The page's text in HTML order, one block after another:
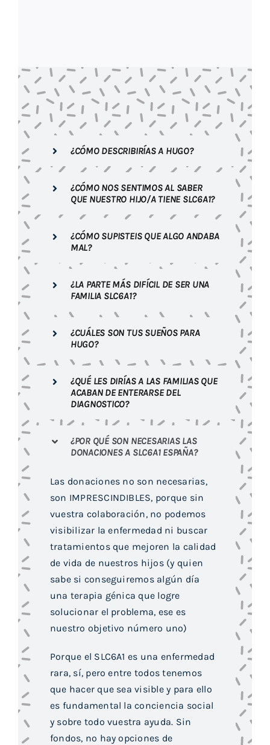
¿CÓMO DESCRIBIRÍAS A HUGO?
¿CÓMO NOS SENTIMOS AL SABER
QUE NUESTRO HIJO/A TIENE SLC6A1?
¿CÓMO SUPISTEIS QUE ALGO ANDABA
MAL?
¿LA PARTE MÁS DIFÍCIL DE SER UNA
FAMILIA SLC6A1?
¿CUÁLES SON TUS SUEÑOS PARA
HUGO?
¿QUÉ LES DIRÍAS A LAS FAMILIAS QUE
ACABAN DE ENTERARSE DEL
DIAGNOSTICO?
¿POR QUÉ SON NECESARIAS LAS
DONACIONES A SLC6A1 ESPAÑA?
Las donaciones no son necesarias,
son IMPRESCINDIBLES, porque sin
vuestra colaboración, no podemos
visibilizar la enfermedad ni buscar
tratamientos que mejoren la calidad
de vida de nuestros hijos (y quien
sabe si conseguiremos algún día
una terapia génica que logre
solucionar el problema, ese es
nuestro objetivo número uno)
Porque el SLC6A1 es una enfermedad
rara, sí, pero entre todos tenemos
que hacer que sea visible y para ello
es fundamental la conciencia social
y sobre todo vuestra ayuda. Sin
fondos, no hay opciones de